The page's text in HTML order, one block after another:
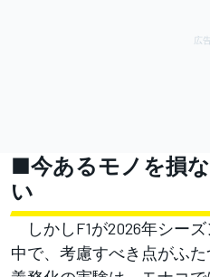
■今あるモノを損
い
しかしF1が2026年シー
中で、考慮すべき点がふ